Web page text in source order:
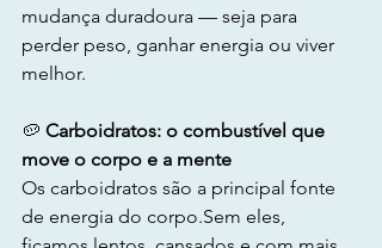
mudança duradoura — seja para
perder peso, ganhar energia ou viver
melhor.
🥔 Carboidratos: o combustível que
move o corpo e a mente
Os carboidratos são a principal fonte
de energia do corpo.Sem eles,